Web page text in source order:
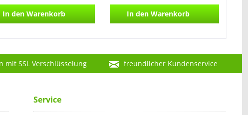
In den Warenkorb In den Warenkorb
mit SSL Verschlüsselung freundlicher Kundenservice
Service